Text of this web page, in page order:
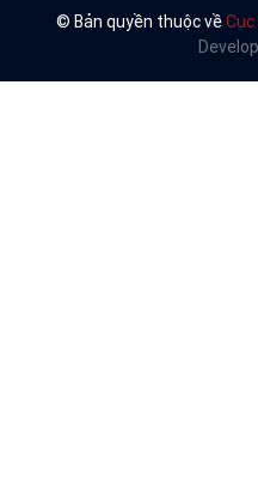
© Bản quyền thuộc về